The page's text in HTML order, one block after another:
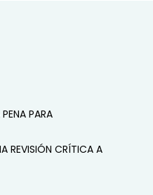
PARA
REVISIÓN CRÍTICA A